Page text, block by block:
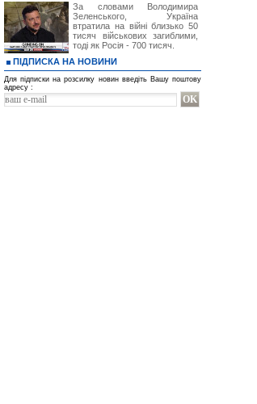
За словами Володимира
Зеленського, Україна
втратила на війні близько 50
тисяч військових загиблими,
тоді як Росія - 700 тисяч.
ПІДПИСКА НА НОВИНИ
Для підписки на розсилку новин введіть Вашу поштову
адресу :